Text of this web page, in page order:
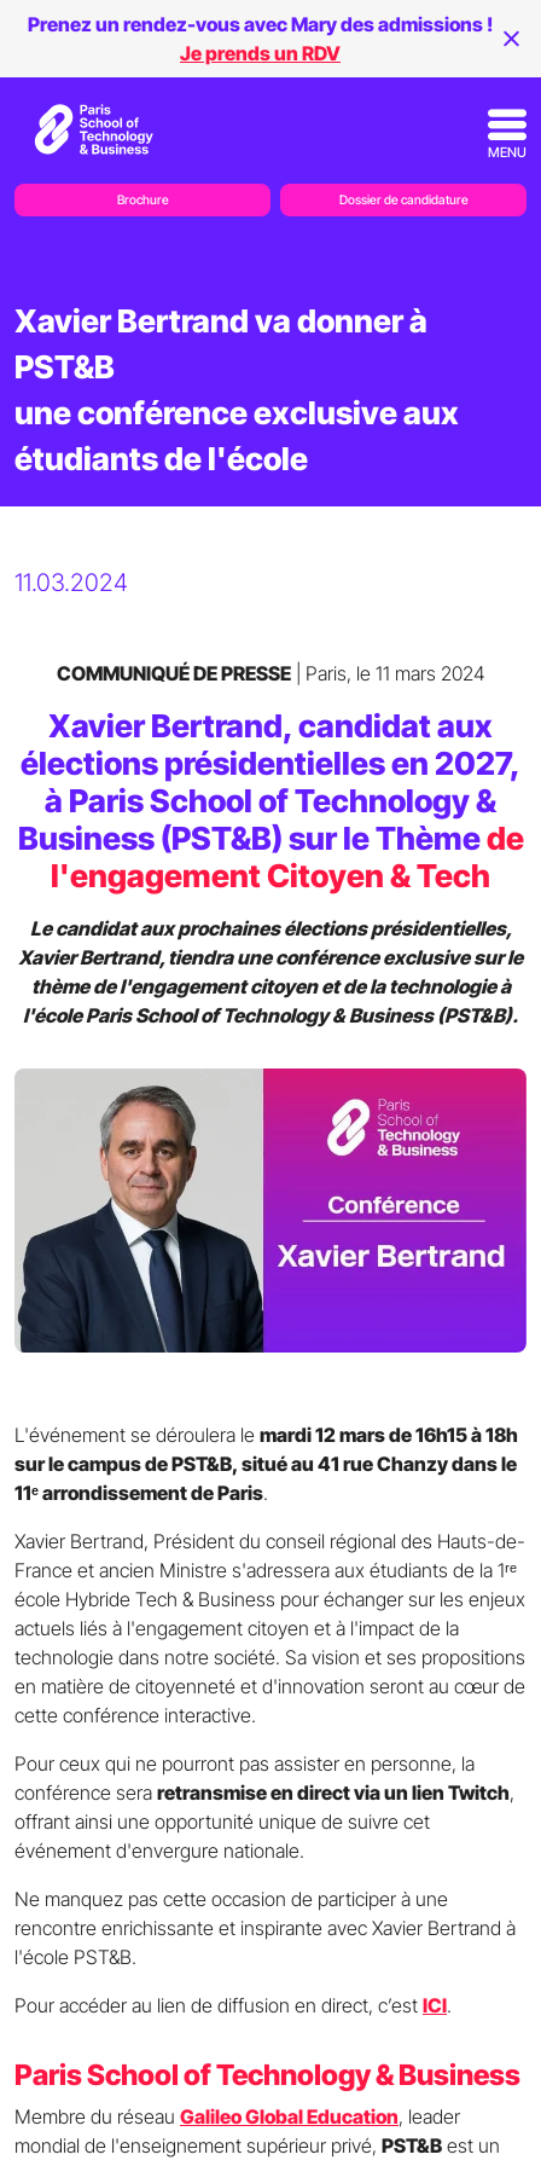
Xavier Bertrand va donner à
PST&B
une conférence exclusive aux
étudiants de l'école
11.03.2024
COMMUNIQUÉ DE PRESSE| Paris, le 11 mars 2024
Xavier Bertrand, candidat aux
élections présidentielles en 2027,
à Paris School of Technology &
Business (PST&B) sur le Thèmede
l'engagement Citoyen & Tech
Le candidat aux prochaines élections présidentielles,
Xavier Bertrand, tiendra une conférence exclusive sur le
thème de l'engagement citoyen et de la technologie à
l'école Paris School of Technology & Business (PST&B).
L'événement se déroulera le mardi 12 mars de 16h15 à 18h
sur le campus de PST&B, situé au 41 rue Chanzy dans le
11ᵉ arrondissement de Paris.
Xavier Bertrand, Président du conseil régional des Hauts-de-
France et ancien Ministre s'adressera aux étudiants de la 1ʳᵉ
école Hybride Tech & Business pour échanger sur les enjeux
actuels liés à l'engagement citoyen et à l'impact de la
technologie dans notre société. Sa vision et ses propositions
en matière de citoyenneté et d'innovation seront au cœur de
cette conférence interactive.
Pour ceux qui ne pourront pas assister en personne, la
conférence sera retransmise en direct via un lien Twitch,
offrant ainsi une opportunité unique de suivre cet
événement d'envergure nationale.
Ne manquez pas cette occasion de participer à une
rencontre enrichissante et inspirante avec Xavier Bertrand à
l'école PST&B.
Pour accéder au lien de diffusion en direct, c’est ICI.
Paris School of Technology & Business
Membre du réseau Galileo Global Education, leader
mondial de l'enseignement supérieur privé, PST&B est un
Prenez un rendez-vous avec Mary des admissions !
Je prends un RDV
MENU
Brochure Dossier de candidature